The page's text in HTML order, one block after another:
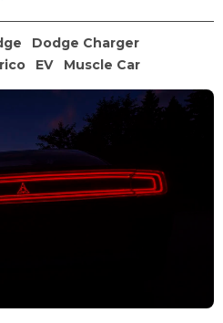
Dodge Charger
EV Muscle Car